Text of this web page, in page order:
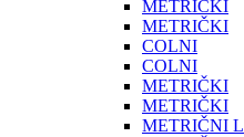
METRIČKI
METRIČKI
COLNI
COLNI
METRIČKI
METRIČKI
METRIČNI L